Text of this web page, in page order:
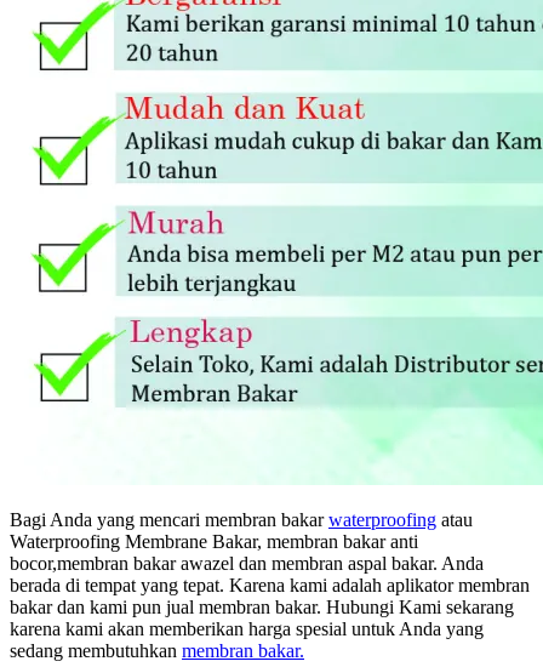
Bagi Anda yang mencari membran bakarwaterproofing atau
Waterproofing Membrane Bakar, membran bakar anti
bocor,membran bakar awazel dan membran aspal bakar. Anda
berada di tempat yang tepat. Karena kami adalah aplikator membran
bakar dan kami pun jual membran bakar. Hubungi Kami sekarang
karena kami akan memberikan harga spesial untuk Anda yang
sedang membutuhkan membran bakar.